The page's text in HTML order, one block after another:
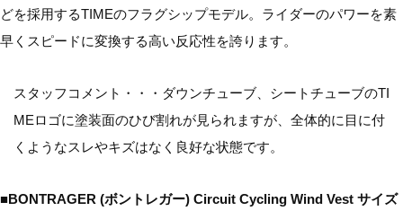
どを採用するTIMEのフラグシップモデル。ライダーのパワーを素
早くスピードに変換する高い反応性を誇ります。
スタッフコメント・・・ダウンチューブ、シートチューブのTI
MEロゴに塗装面のひび割れが見られますが、全体的に目に付
くようなスレやキズはなく良好な状態です。
■BONTRAGER (ボントレガー) Circuit Cycling Wind Vest サイズ